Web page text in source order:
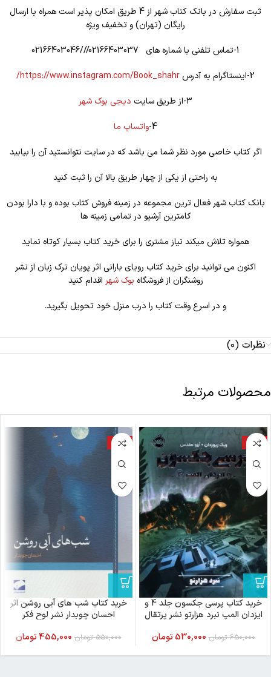
ثبت سفارش در بانک کتاب شهر از 4 طریق امکان پذیر است همراه با ارسال
رایگان (تهران) و تخفیف ویژه
1-تماس تلفنی با شماره های 02166403037///02166403046
2-اینستاگرام به آدرس
https://www.instagram.com/Book_shahr/
3-از طریق سایت
دیجی بوک شهر
4- واتساپ ما
اگر کتاب خاصی مورد نظر شما می باشد که در سایت نتوانستید آن را بیابید
به راحتی از یکی از چهار طریق بالا آن را ثبت کنید
بانک کتاب شهر فعال ترین مجموعه در زمینه فروش کتاب بوده و با دارا بودن
کامترین آرشیو در تمامی زمینه ها
همواره تلاش میکند نیاز مشتری را برای خرید کتاب بسیار کوتاه نماید
اکنون می توانید برای خرید کتاب رویای بارانی اثر پویان ترک زبان از نشر
روشنگران از فروشگاه بوک شهر اقدام کنید
و در اسرع وقت کتاب را درب منزل خود تحویل بگیرید.
نظرات (0)
محصولات مرتبط
-18%
خرید کتاب پرسی جکسون جلد 4 و
ایزدان المپ نبرد هزارتو نشر پرتقال
650,000 تومان 530,000 تومان
-17%
خرید کتاب شب های آبی روشن اثر
احسان چوبدار نشر لوح فکر
550,000 تومان 455,000تومان